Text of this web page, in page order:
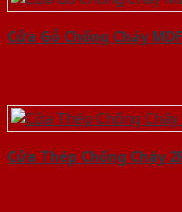
Cửa Gỗ Chống Cháy
Cửa Thép Chống Cháy